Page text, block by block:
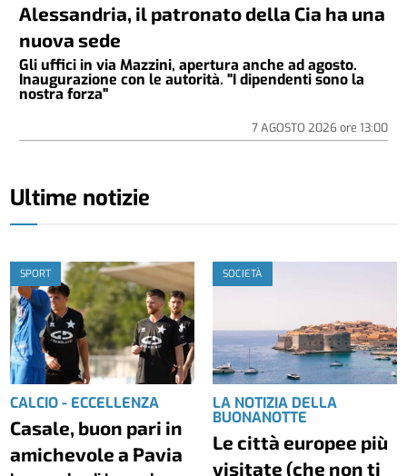
Alessandria, il patronato della Cia ha una
nuova sede
Gli uffici in via Mazzini, apertura anche ad agosto.
Inaugurazione con le autorità. "I dipendenti sono la
nostra forza"
7 AGOSTO 2026ore 13:00
Ultime notizie
SPORT
CALCIO - ECCELLENZA
Casale, buon pari in
amichevole a Pavia
SOCIETÀ
LA NOTIZIA DELLA
BUONANOTTE
Le città europee più
visitate (che non ti